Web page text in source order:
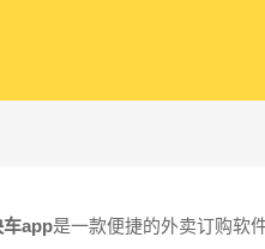
车app是一款便捷的外卖订购软